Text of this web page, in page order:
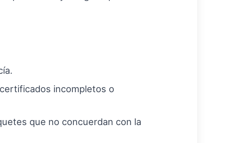
incompletos o
que no concuerdan con la